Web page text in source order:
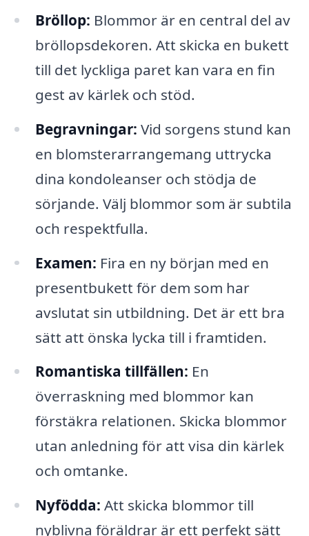
Bröllop: Blommor är en central del av
bröllopsdekoren. Att skicka en bukett
till det lyckliga paret kan vara en fin
gest av kärlek och stöd.
Begravningar: Vid sorgens stund kan
en blomsterarrangemang uttrycka
dina kondoleanser och stödja de
sörjande. Välj blommor som är subtila
och respektfulla.
Examen: Fira en ny början med en
presentbukett för dem som har
avslutat sin utbildning. Det är ett bra
sätt att önska lycka till i framtiden.
Romantiska tillfällen: En
överraskning med blommor kan
förstäkra relationen. Skicka blommor
utan anledning för att visa din kärlek
och omtanke.
Nyfödda: Att skicka blommor till
nyblivna föräldrar är ett perfekt sätt